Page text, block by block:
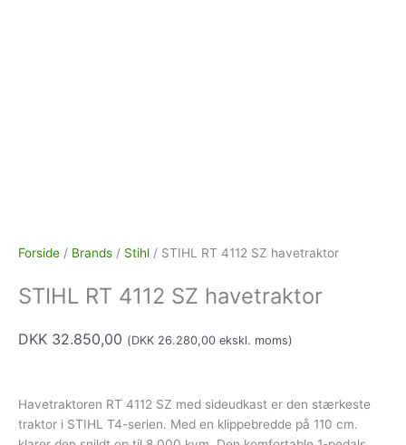
Forside / Brands / Stihl / STIHL RT 4112 SZ havetraktor
STIHL RT 4112 SZ havetraktor
DKK 32.850,00 (DKK 26.280,00 ekskl. moms)
Havetraktoren RT 4112 SZ med sideudkast er den stærkeste
traktor i STIHL T4-serien. Med en klippebredde på 110 cm.